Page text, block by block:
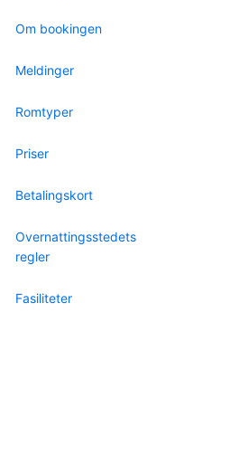
Om bookingen
Meldinger
Romtyper
Priser
Betalingskort
Overnattingsstedets
regler
Fasiliteter